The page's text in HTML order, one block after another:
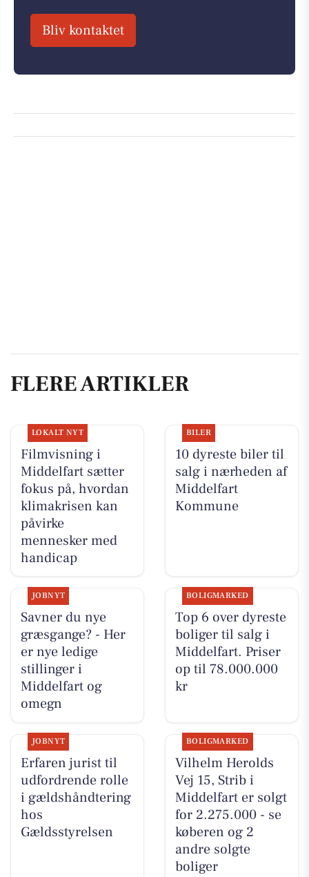
Bliv kontaktet
FLERE ARTIKLER
LOKALT NYT
Filmvisning i
Middelfart sætter
fokus på, hvordan
klimakrisen kan
påvirke
mennesker med
handicap
BILER
10 dyreste biler til
salg i nærheden af
Middelfart
Kommune
JOBNYT
Savner du nye
græsgange? - Her
er nye ledige
stillinger i
Middelfart og
omegn
BOLIGMARKED
Top 6 over dyreste
boliger til salg i
Middelfart. Priser
op til 78.000.000
kr
JOBNYT
Erfaren jurist til
udfordrende rolle
i gældshåndtering
hos
Gældsstyrelsen
BOLIGMARKED
Vilhelm Herolds
Vej 15, Strib i
Middelfart er solgt
for 2.275.000 - se
køberen og 2
andre solgte
boliger